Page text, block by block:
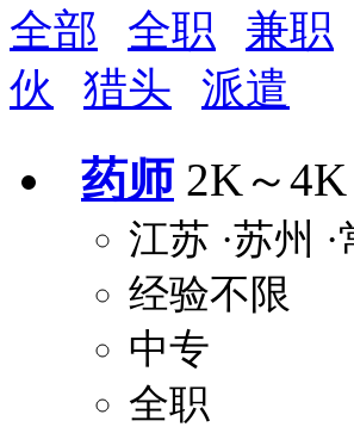
8小时工作制 周末双休
安排进修 科研启动金
包住 包吃
定期团建 节日福利
解决户口 事业编制
全部
全职 兼职
伙
猎头 派遣
药师 2K～4K
江苏 ·苏州
经验不限
中专
全职